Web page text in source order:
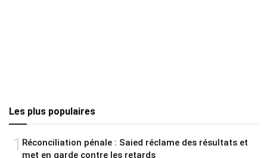
Les plus populaires
1 Réconciliation pénale : Saied réclame des résultats et
met en garde contre les retards